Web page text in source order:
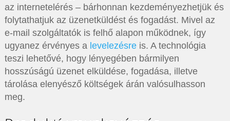
az internetelérés – bárhonnan kezdeményezhetjük és
folytathatjuk az üzenetküldést és fogadást. Mivel az
e-mail szolgáltatók is felhő alapon működnek, így
ugyanez érvényes a levelezésreis. A technológia
teszi lehetővé, hogy lényegében bármilyen
hosszúságú üzenet elküldése, fogadása, illetve
tárolása elenyésző költségek árán valósulhasson
meg.